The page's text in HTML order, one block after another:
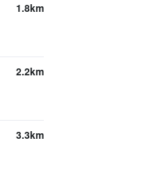
1.8km
2.2km
3.3km